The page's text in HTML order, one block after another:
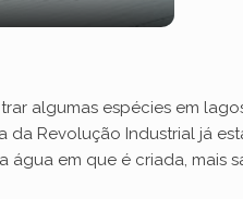
algumas espécies em
da Revolução Industrial já
água em que é criada, mais